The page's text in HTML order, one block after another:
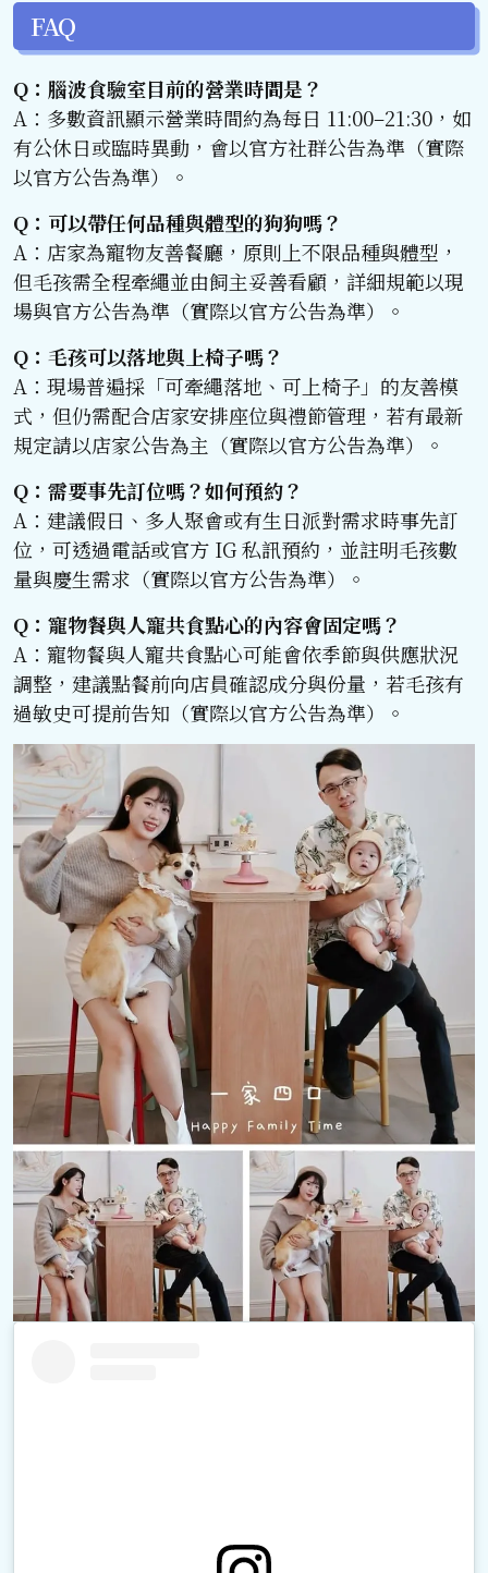
FAQ
Q：腦波食驗室目前的營業時間是？
A：多數資訊顯示營業時間約為每日 11:00–21:30，如
有公休日或臨時異動，會以官方社群公告為準（實際
以官方公告為準）。
Q：可以帶任何品種與體型的狗狗嗎？
A：店家為寵物友善餐廳，原則上不限品種與體型，
但毛孩需全程牽繩並由飼主妥善看顧，詳細規範以現
場與官方公告為準（實際以官方公告為準）。
Q：毛孩可以落地與上椅子嗎？
A：現場普遍採「可牽繩落地、可上椅子」的友善模
式，但仍需配合店家安排座位與禮節管理，若有最新
規定請以店家公告為主（實際以官方公告為準）。
Q：需要事先訂位嗎？如何預約？
A：建議假日、多人聚會或有生日派對需求時事先訂
位，可透過電話或官方 IG 私訊預約，並註明毛孩數
量與慶生需求（實際以官方公告為準）。
Q：寵物餐與人寵共食點心的內容會固定嗎？
A：寵物餐與人寵共食點心可能會依季節與供應狀況
調整，建議點餐前向店員確認成分與份量，若毛孩有
過敏史可提前告知（實際以官方公告為準）。